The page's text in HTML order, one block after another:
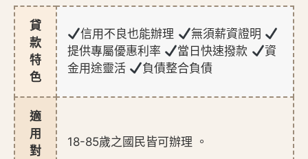
貸
款
特
色
信用不良也能辦理
無須薪資證明
提供專屬優惠利率
當日快速撥款
資
金用途靈活
負債整合負債
適
用
對
18-85歲之國民皆可辦理 。